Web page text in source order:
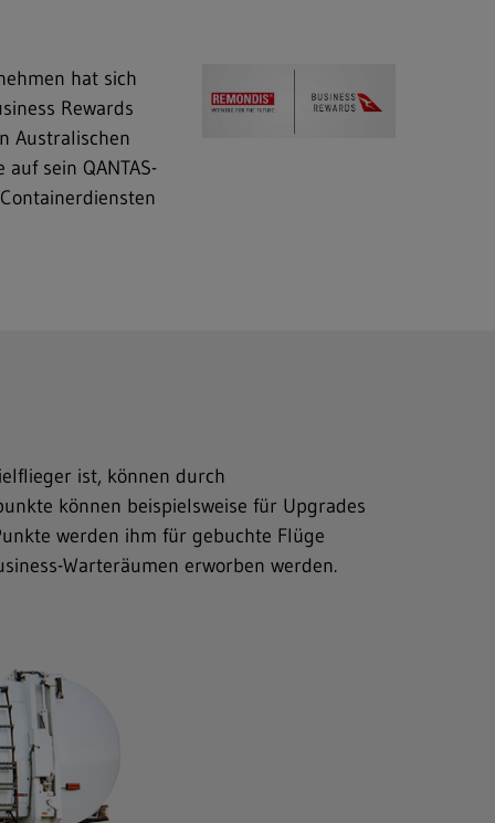
hat sich
Rewards
Australischen
sein QANTAS-
ist, können durch
können beispielsweise für Upgrades
werden ihm für gebuchte Flüge
Warteräumen erworben werden.